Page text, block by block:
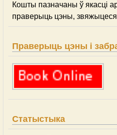
Кошты пазначаны ў якасці
праверыць цэны, звяжыцеся
Праверыць цэны і
Статыстыка